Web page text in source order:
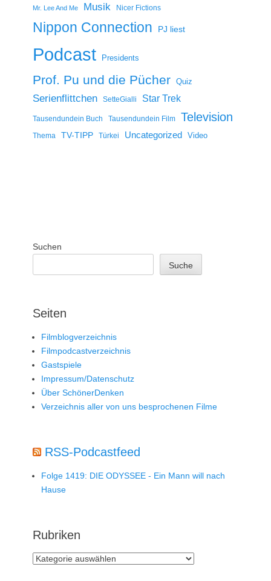
Mr. Lee And Me Musik Nicer Fictions
Nippon Connection PJ liest
Podcast Presidents
Prof. Pu und die Pücher Quiz
Serienflittchen SetteGialli Star Trek
Tausendundein Buch Tausendundein Film Television
Thema TV-TIPP Türkei Uncategorized Video
Suchen
Suche
Seiten
Filmblogverzeichnis
Filmpodcastverzeichnis
Gastspiele
Impressum/Datenschutz
Über SchönerDenken
Verzeichnis aller von uns besprochenen Filme
RSS-Podcastfeed
Folge 1419: DIE ODYSSEE - Ein Mann will nach
Hause
Rubriken
Rubriken